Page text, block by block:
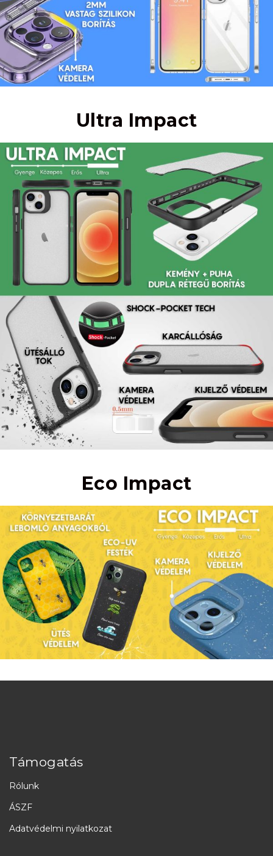
Ultra Impact
Eco Impact
Támogatás
Rólunk
ÁSZF
Adatvédelmi nyilatkozat